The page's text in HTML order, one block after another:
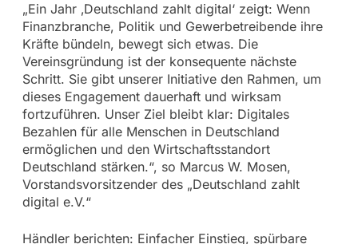
„Ein Jahr ‚Deutschland zahlt digital‘ zeigt: Wenn
Finanzbranche, Politik und Gewerbetreibende ihre
Kräfte bündeln, bewegt sich etwas. Die
Vereinsgründung ist der konsequente nächste
Schritt. Sie gibt unserer Initiative den Rahmen, um
dieses Engagement dauerhaft und wirksam
fortzuführen. Unser Ziel bleibt klar: Digitales
Bezahlen für alle Menschen in Deutschland
ermöglichen und den Wirtschaftsstandort
Deutschland stärken.“, so Marcus W. Mosen,
Vorstandsvorsitzender des „Deutschland zahlt
digital e.V.“
Händler berichten: Einfacher Einstieg, spürbare